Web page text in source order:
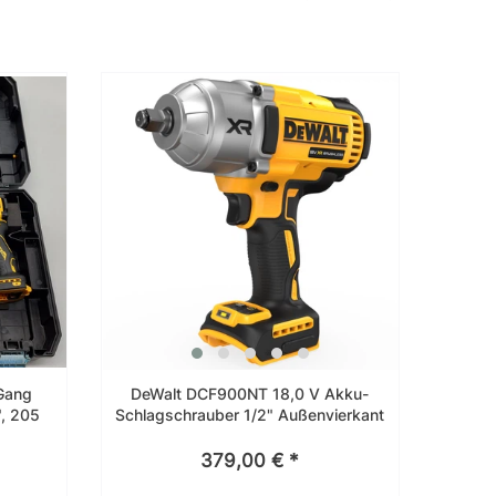
205
DeWalt DCF900NT 18,0 V Akku-
Schlagschrauber 1/2" Außenvierkant
379,00 € *